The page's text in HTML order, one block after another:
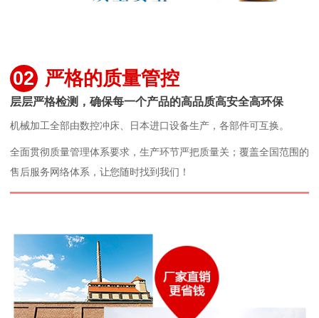
02 严格的质量管控
层层严格检测，确保每一个产品的高品质高安全高环保
机械加工全部由数控冲床、日本进口设备生产，各部件可互换。
全面贯彻质量管理体系要求，生产环节严把质量关；覆盖全国范围的
售后服务网络体系，让您随时找到我们！